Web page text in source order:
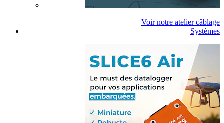
Voir notre atelier câblage
Systèmes